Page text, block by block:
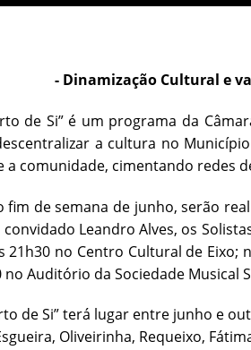
- Dinamização Cultural e
de Si” é um programa da
a cultura no
a comunidade, cimentando redes
fim de semana de junho, serão
Leandro Alves, os
21h30 no Centro Cultural de Eixo;
no Auditório da Sociedade Musical
de Si” terá lugar entre junho e
Oliveirinha, Requeixo,